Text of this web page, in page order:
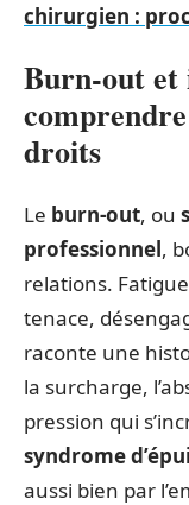
chirurgien :
Burn-out et
droits
Le burn-out, ou
professionnel,
relations.
tenace,
raconte une
la surcharge,
pression qui
syndrome
aussi bien par